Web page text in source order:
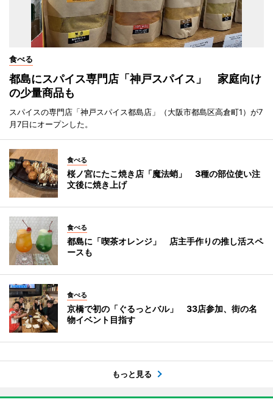
食べる
都島にスパイス専門店「神戸スパイス」 家庭向け
の少量商品も
スパイスの専門店「神戸スパイス都島店」（大阪市都島区高倉町1）が7
月7日にオープンした。
食べる
桜ノ宮にたこ焼き店「魔法蛸」 3種の部位使い注
文後に焼き上げ
食べる
都島に「喫茶オレンジ」 店主手作りの推し活スペ
ースも
食べる
京橋で初の「ぐるっとバル」 33店参加、街の名
物イベント目指す
もっと見る